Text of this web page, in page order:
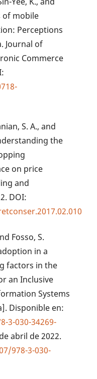
of mobile
Perceptions
Journal of
Commerce
S. A., and
the
on price
and
DOI:
Fosso, S.
in a
factors in the
an Inclusive
Systems
Disponible en:
3-030-34269-
abril de 2022.
978-3-030-